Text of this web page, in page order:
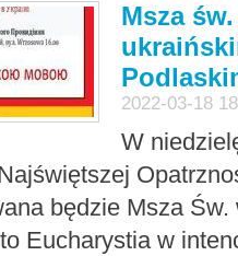
Msza
2022-03-18
W
będzie Msza Św.
Eucharystia w